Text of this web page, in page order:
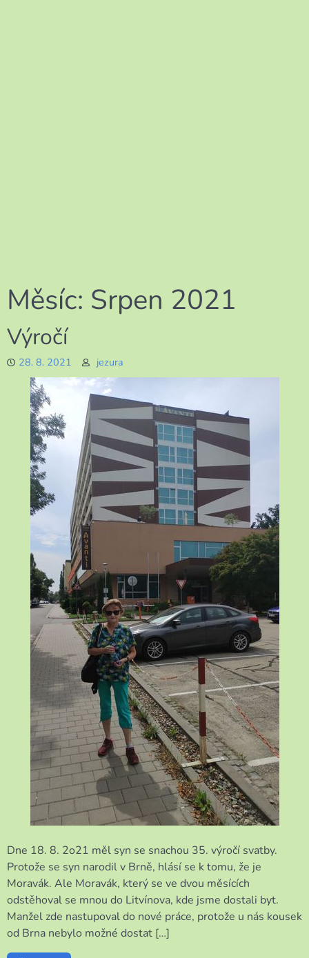
Měsíc: Srpen 2021
Výročí
28. 8. 2021 jezura
Dne 18. 8. 2o21 měl syn se snachou 35. výročí svatby.
Protože se syn narodil v Brně, hlásí se k tomu, že je
Moravák. Ale Moravák, který se ve dvou měsících
odstěhoval se mnou do Litvínova, kde jsme dostali byt.
Manžel zde nastupoval do nové práce, protože u nás kousek
od Brna nebylo možné dostat […]